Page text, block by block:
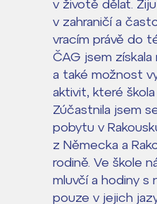
v životě dělat.
v zahraničí a
vracím právě do
ČAG jsem
a také možnost
aktivit, které škola
Zúčastnila jsem
pobytu v
z Německa a
rodině. Ve škole
mluvčí a hodiny s
pouze v jejich